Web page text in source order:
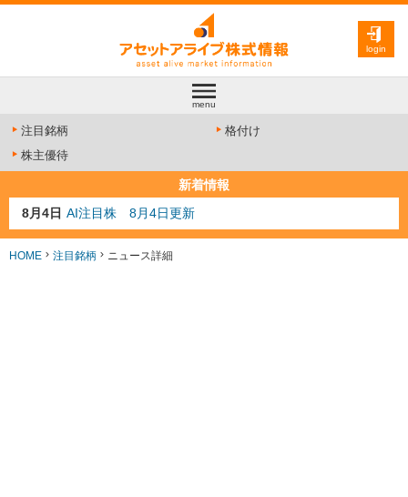
login
menu
注目銘柄
格付け
株主優待
新着情報
8月4日 AI注目株 8月4日更新
8月3日 人気業種注目株 8月3日更新
8月2日 金融注目株 8月2日更新
HOME 注目銘柄 ニュース詳細